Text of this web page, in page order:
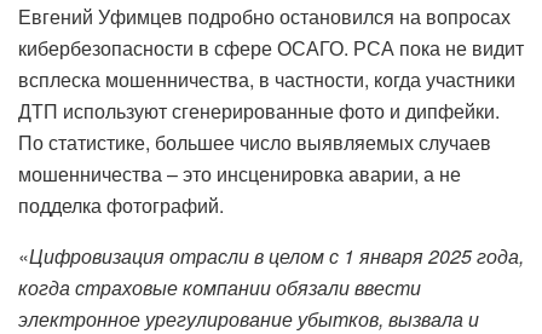
Евгений Уфимцев подробно остановился на вопросах
кибербезопасности в сфере ОСАГО. РСА пока не видит
всплеска мошенничества, в частности, когда участники
ДТП используют сгенерированные фото и дипфейки.
По статистике, большее число выявляемых случаев
мошенничества – это инсценировка аварии, а не
подделка фотографий.
«Цифровизация отрасли в целом с 1 января 2025 года,
когда страховые компании обязали ввести
электронное урегулирование убытков, вызвала и